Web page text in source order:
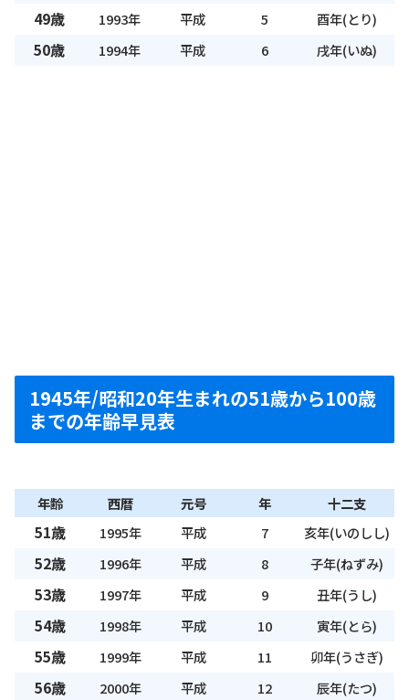
49歳 1993年 平成 5 酉年(とり)
50歳 1994年 平成 6 戌年(いぬ)
1945年/昭和20年生まれの51歳から100歳
までの年齢早見表
年齢 西暦 元号 年 十二支
51歳 1995年 平成 7 亥年(いのしし)
52歳 1996年 平成 8 子年(ねずみ)
53歳 1997年 平成 9 丑年(うし)
54歳 1998年 平成 10 寅年(とら)
55歳 1999年 平成 11 卯年(うさぎ)
56歳 2000年 平成 12 辰年(たつ)